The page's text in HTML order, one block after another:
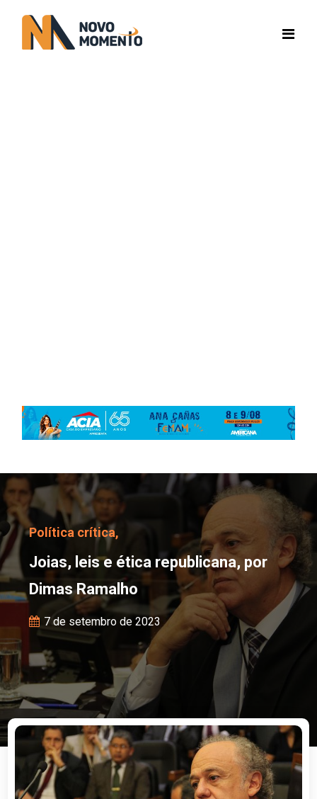
Joias, leis e ética
Política crítica,
Joias, leis e ética republicana, por
Dimas Ramalho
7 de setembro de 2023